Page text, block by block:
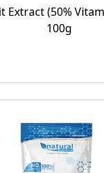
Extract (50%
100g